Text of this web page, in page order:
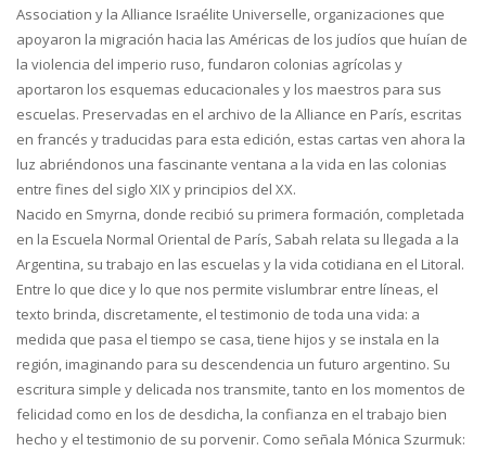
Association y la Alliance Israélite Universelle, organizaciones que
apoyaron la migración hacia las Américas de los judíos que huían de
la violencia del imperio ruso, fundaron colonias agrícolas y
aportaron los esquemas educacionales y los maestros para sus
escuelas. Preservadas en el archivo de la Alliance en París, escritas
en francés y traducidas para esta edición, estas cartas ven ahora la
luz abriéndonos una fascinante ventana a la vida en las colonias
entre fines del siglo XIX y principios del XX.
Nacido en Smyrna, donde recibió su primera formación, completada
en la Escuela Normal Oriental de París, Sabah relata su llegada a la
Argentina, su trabajo en las escuelas y la vida cotidiana en el Litoral.
Entre lo que dice y lo que nos permite vislumbrar entre líneas, el
texto brinda, discretamente, el testimonio de toda una vida: a
medida que pasa el tiempo se casa, tiene hijos y se instala en la
región, imaginando para su descendencia un futuro argentino. Su
escritura simple y delicada nos transmite, tanto en los momentos de
felicidad como en los de desdicha, la confianza en el trabajo bien
hecho y el testimonio de su porvenir. Como señala Mónica Szurmuk: